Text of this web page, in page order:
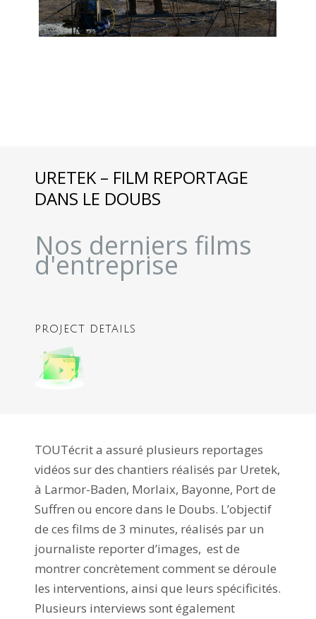
URETEK – FILM REPORTAGE
DANS LE DOUBS
Nos derniers films
d'entreprise
PROJECT DETAILS
TOUTécrit a assuré plusieurs reportages
vidéos sur des chantiers réalisés par Uretek,
à Larmor-Baden, Morlaix, Bayonne, Port de
Suffren ou encore dans le Doubs. L’objectif
de ces films de 3 minutes, réalisés par un
journaliste reporter d’images, est de
montrer concrètement comment se déroule
les interventions, ainsi que leurs spécificités.
Plusieurs interviews sont également